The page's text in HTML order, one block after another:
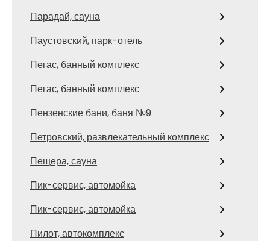
Парадай, сауна
Паустовский, парк-отель
Пегас, банный комплекс
Пегас, банный комплекс
Пензенские бани, баня №9
Петровский, развлекательный комплекс
Пещера, сауна
Пик-сервис, автомойка
Пик-сервис, автомойка
Пилот, автокомплекс